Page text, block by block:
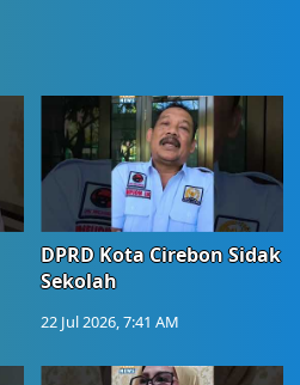
DPRD Kota Cirebon Sidak
Sekolah
22 Jul 2026, 7:41 AM